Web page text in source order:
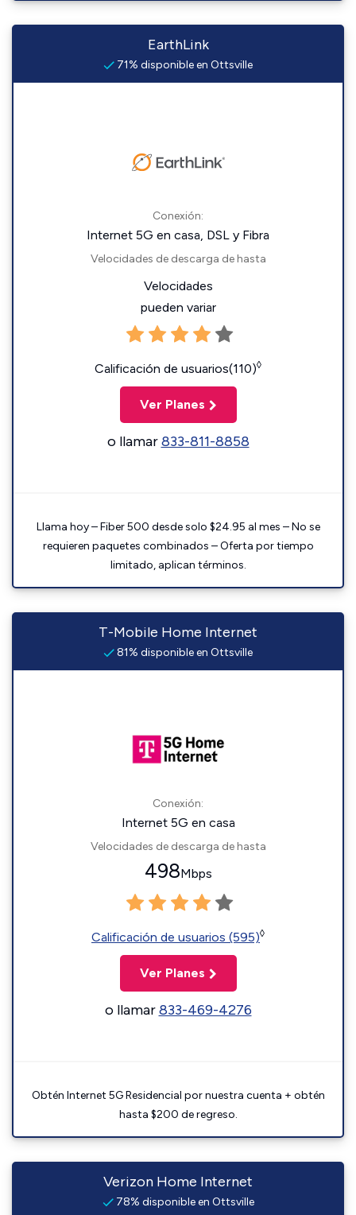
EarthLink
71% disponible en Ottsville
Conexión:
Internet 5G en casa, DSL y Fibra
Velocidades de descarga de hasta
Velocidades
pueden variar
Calificación de usuarios(110)◊
Ver Planes
o llamar833-811-8858
Llama hoy – Fiber 500 desde solo $24.95 al mes – No se
requieren paquetes combinados – Oferta por tiempo
limitado, aplican términos.
T-Mobile Home Internet
81% disponible en Ottsville
Conexión:
Internet 5G en casa
Velocidades de descarga de hasta
498Mbps
Calificación de usuarios (595)◊
Ver Planes
o llamar833-469-4276
Obtén Internet 5G Residencial por nuestra cuenta + obtén
hasta $200 de regreso.
Verizon Home Internet
78% disponible en Ottsville